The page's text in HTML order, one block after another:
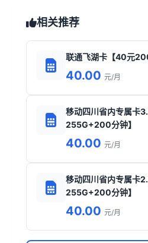
相关推荐
联通飞湖卡【40元
40.00 元/月
移动四川省内专属卡
255G+200分钟】
40.00 元/月
移动四川省内专属卡
255G+200分钟】
40.00 元/月